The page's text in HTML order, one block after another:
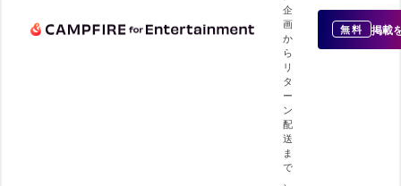
企
画
か
ら
リ
タ
ー
ン
配
送
ま
で
無料 掲載